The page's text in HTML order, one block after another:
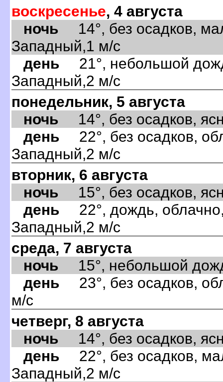
воскресенье, 4 августа
ночь 14°, без осадков,
Западный,1 м/с
день 21°, небольшой
Западный,2 м/с
понедельник, 5 августа
ночь 14°, без осадков,
день 22°, без осадков,
Западный,2 м/с
вторник, 6 августа
ночь 15°, без осадков,
день 22°, дождь,
Западный,2 м/с
среда, 7 августа
ночь 15°, небольшой
день 23°, без осадков,
м/с
четверг, 8 августа
ночь 14°, без осадков,
день 22°, без осадков,
Западный,2 м/с